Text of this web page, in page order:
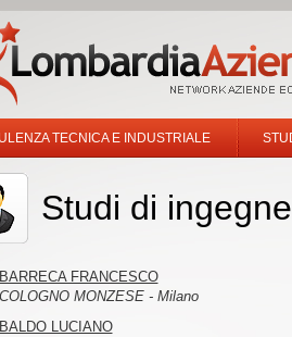
TECNICA E INDUSTRIALE
Studi di
BARRECA FRANCESCO
COLOGNO MONZESE - Milano
BALDO LUCIANO